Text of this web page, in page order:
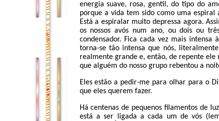
energia suave, rosa, gentil, do tipo do
porque a vida tem sido como uma espiral
Está a espiralar muito depressa agora.
os nossos avós num ano, ou dois ou
condensador. Fica cada vez mais
torna-se tão intensa que nós,
realmente grande e, então, de repente ele
que alguém do nosso grupo rebentou a
Eles estão a pedir-me para olhar para o
que eles querem fazer.
Há centenas de pequenos filamentos de
está a ser ligada a cada um de vós